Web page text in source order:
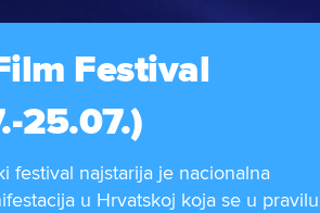
Festival
25.07.)
festival najstarija je nacionalna
u Hrvatskoj koja se u pravilu